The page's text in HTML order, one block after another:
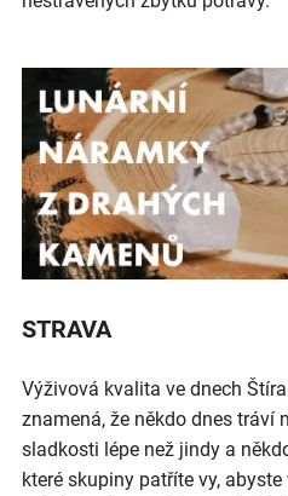
STRAVA
Výživová kvalita ve dnech
znamená, že někdo dnes tráví
sladkosti lépe než jindy a
které skupiny patříte vy,